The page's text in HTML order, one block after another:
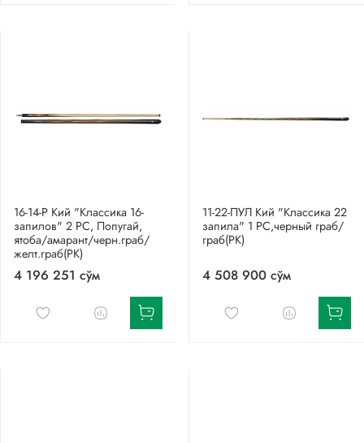
16-14-Р Кий "Классика 16-
запилов" 2 РС, Попугай,
ятоба/амарант/черн.граб/
желт.граб(РК)
4 196 251 сўм
11-22-ПУЛ Кий "Классика 22
запила" 1 РС,черный граб/
граб(РК)
4 508 900 сўм